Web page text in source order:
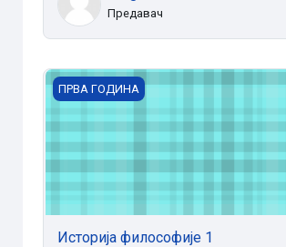
Предавач
Историја философије 1
ПРВА ГОДИНА
Историја философије 1